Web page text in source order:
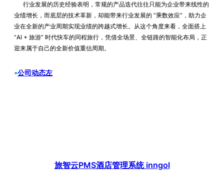
行业发展的历史经验表明，常规的产品迭代往往只能为企业带来线性的
业绩增长，而底层的技术革新，却能带来行业发展的 “乘数效应”，助力企
业在全新的产业周期实现业绩的跨越式增长。从这个角度来看，全面搭上
“AI + 旅游” 时代快车的同程旅行，凭借全场景、全链路的智能化布局，正
迎来属于自己的全新价值重估周期。
•公司动态左
旅智云PMS酒店管理系统 inngol